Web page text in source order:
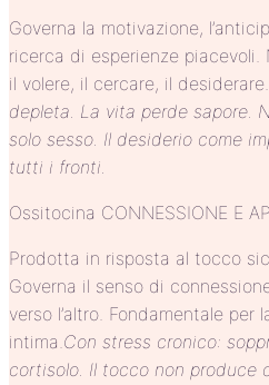
Governa la motivazione,
ricerca di esperienze
il volere, il cercare, il desiderare.
depleta. La vita perde sapore.
solo sesso. Il desiderio come
tutti i fronti.
Ossitocina CONNESSIONE E
Prodotta in risposta al tocco
Governa il senso di
verso l’altro. Fondamentale per
intima.Con stress cronico:
cortisolo. Il tocco non produce